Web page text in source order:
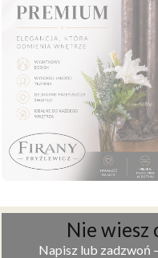
Nie wiesz
Napisz lub zadzwoń